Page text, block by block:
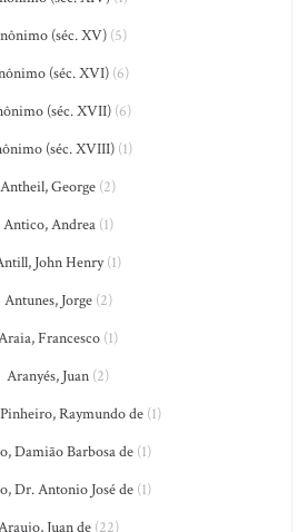
(séc. XV)(5)
(séc. XVI)(6)
(séc. XVII)(6)
(séc. XVIII)(1)
Antheil, George (2)
Antico, Andrea(1)
John Henry(1)
Antunes, Jorge(2)
Francesco (1)
Aranyés, Juan (2)
Raymundo de (1)
Damião Barbosa de(1)
Dr. Antonio José de(1)
Juan de(22)